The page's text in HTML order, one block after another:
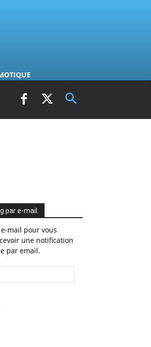
par e-mail.
mail pour vous
une notification
par email.